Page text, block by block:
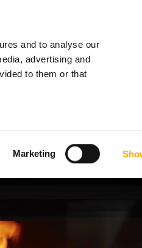
and to analyse our
advertising and
to them or that
Marketing